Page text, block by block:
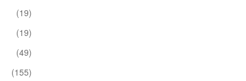
(19)
(19)
(49)
(155)